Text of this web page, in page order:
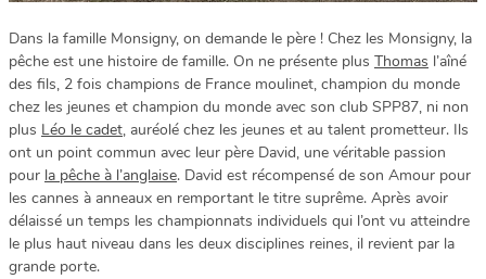
Dans la famille Monsigny, on demande le père ! Chez les Monsigny, la
pêche est une histoire de famille. On ne présente plus Thomas l’aîné
des fils, 2 fois champions de France moulinet, champion du monde
chez les jeunes et champion du monde avec son club SPP87, ni non
plus Léo le cadet, auréolé chez les jeunes et au talent prometteur. Ils
ont un point commun avec leur père David, une véritable passion
pour la pêche à l’anglaise. David est récompensé de son Amour pour
les cannes à anneaux en remportant le titre suprême. Après avoir
délaissé un temps les championnats individuels qui l’ont vu atteindre
le plus haut niveau dans les deux disciplines reines, il revient par la
grande porte.